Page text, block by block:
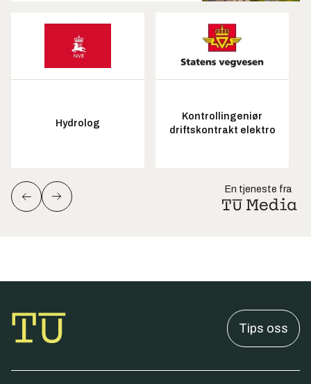
Hydrolog
Kontrollingeniør
driftskontrakt elektro
En tjeneste fra
Tips oss